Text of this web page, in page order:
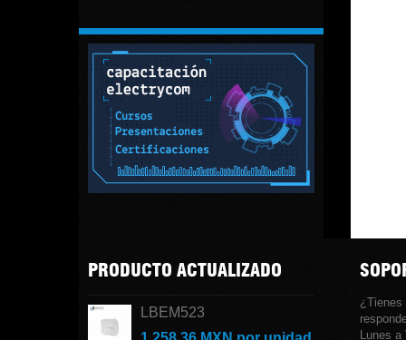
PRODUCTO ACTUALIZADO
LBEM523
¿Tienes
Lunes a